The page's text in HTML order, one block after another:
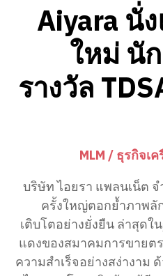
Aiyara นั่
ใหม่ นั
รางวัล
MLM / ธุรกิจเ
บริษัท ไอยรา แพลนเน็ต
ครั้งใหญ่ตอกย้ำภาพ
เติบโตอย่างยั่งยืน ล่าสุด
แดงของสมาคมการขายต
ความสำเร็จอย่างสง่างาม